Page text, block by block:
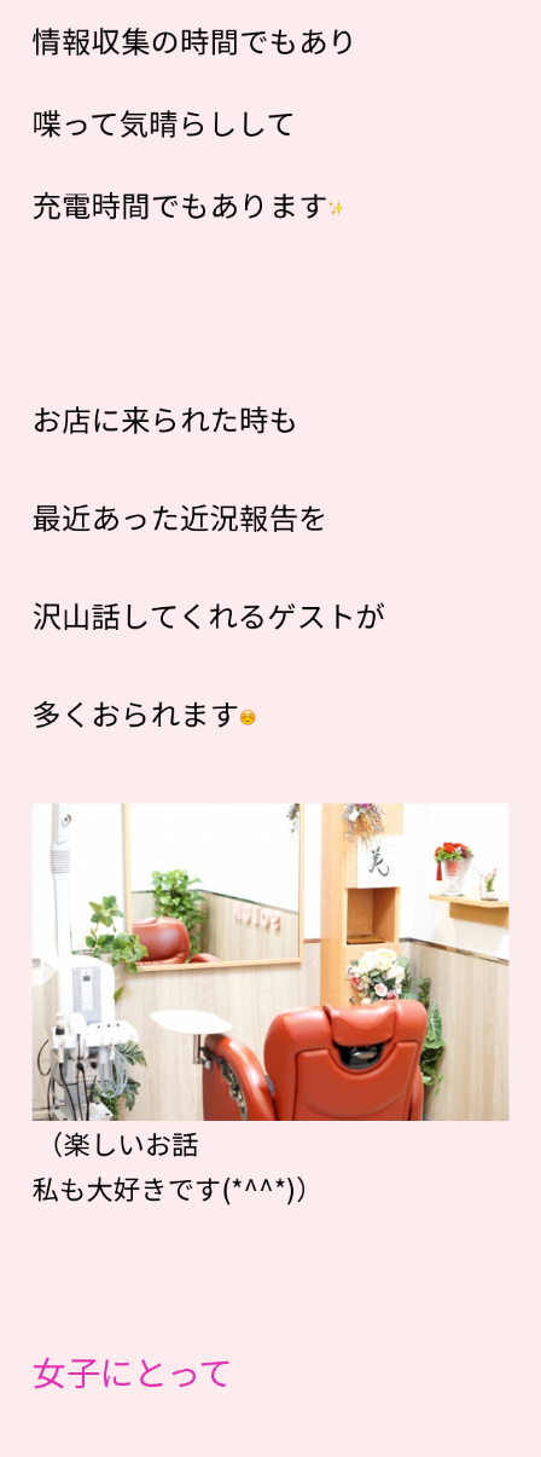
情報収集の時間でもあり
喋って気晴らしして
充電時間でもあります
お店に来られた時も
最近あった近況報告を
沢山話してくれるゲストが
多くおられます
（楽しいお話
私も大好きです(*^^*)）
女子にとって